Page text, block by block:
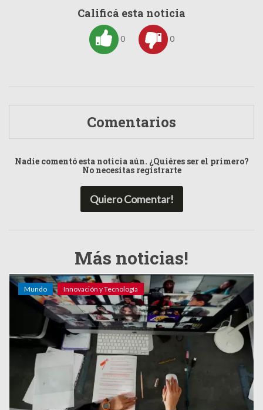
Calificá esta noticia
0 0
Comentarios
Nadie comentó esta noticia aún. ¿Quiéres ser el primero?
No necesitas registrarte
Quiero Comentar!
Más noticias!
Mundo Innovación y Tecnología